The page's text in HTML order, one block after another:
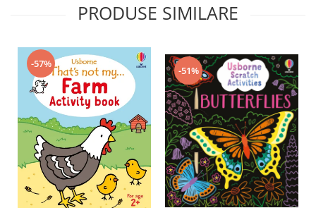
PRODUSE SIMILARE
-57%
-51%